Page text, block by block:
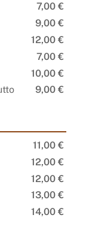
7,00 €
9,00 €
12,00 €
7,00 €
10,00 €
9,00 €
11,00 €
12,00 €
12,00 €
13,00 €
14,00 €